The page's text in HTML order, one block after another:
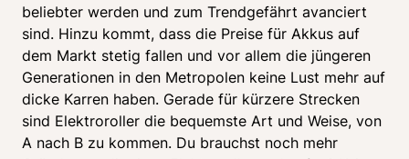
beliebter werden und zum Trendgefährt avanciert
sind. Hinzu kommt, dass die Preise für Akkus auf
dem Markt stetig fallen und vor allem die jüngeren
Generationen in den Metropolen keine Lust mehr auf
dicke Karren haben. Gerade für kürzere Strecken
sind Elektroroller die bequemste Art und Weise, von
A nach B zu kommen. Du brauchst noch mehr